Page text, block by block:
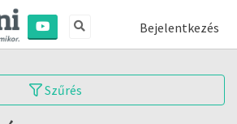
Bejelentkezés
Szűrés